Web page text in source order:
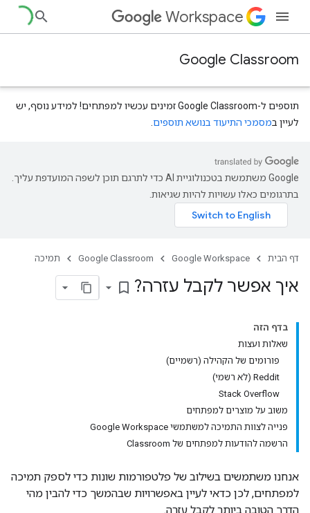
Workspace
Google Classroom
תוספים ל-Google Classroom זמינים עכשיו למפתחים! למידע נוסף, יש
לעיין במסמכי התיעוד בנושא תוספים
‫Google משתמשת בטכנולוגיית AI כדי לתרגם תוכן לשפה המועדפת עליך.
בתרגומים כאלו עשויות להיות שגיאות.
דף הבית Google Workspace
Google Classroom תמיכה
איך אפשר לקבל עזרה? bookmark_border
בדף הזה
שאלות ועצות
פורומים של הקהילה (רשמיים)
Reddit (לא רשמי)
Stack Overflow
משוב על מוצרים למפתחים
פנייה לצוות התמיכה למשתמשי Google Workspace
הרשמה להודעות למפתחים של Classroom
אנחנו משתמשים בשילוב של פלטפורמות שונות כדי לספק תמיכה
למפתחים, לכן כדאי לעיין באפשרויות שבהמשך כדי להבין מהי
הדרך הטובה ביותר לקבל עזרה.